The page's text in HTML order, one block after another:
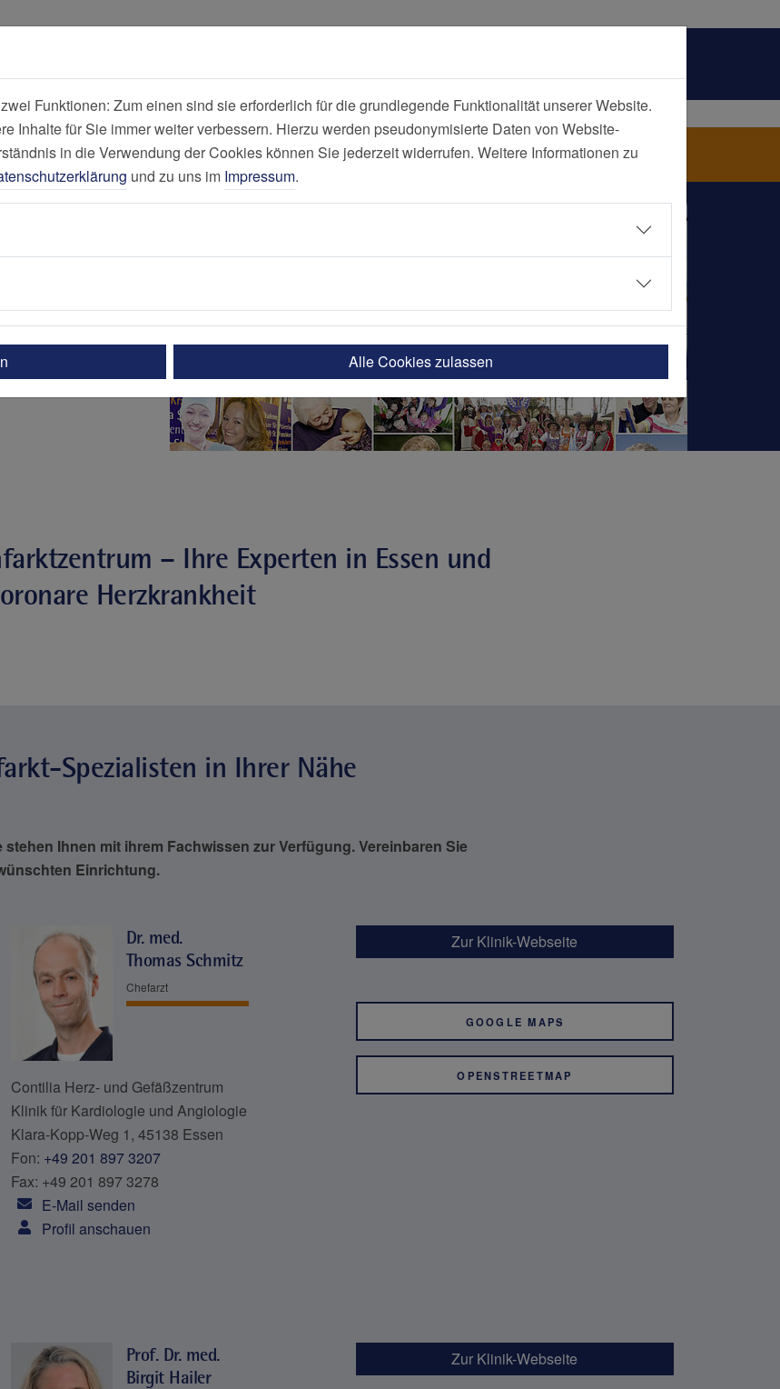
Herzinfarktzentrum
– Ihre Experten in Essen und
Herzkrankheit
Spezialisten in Ihrer Nähe
Ihnen mit ihrem Fachwissen zur Verfügung. Vereinbaren Sie
Einrichtung.
Dr. med.
Thomas Schmitz
Chefarzt
Contilia Herz- und Gefäßzentrum
Klinik für Kardiologie und Angiologie
Klara-Kopp-Weg 1, 45138 Essen
Fon: +49 201 897 3207
Fax: +49 201 897 3278
E-Mail senden
Profil anschauen
Zur Klinik-Webseite
GOOGLE MAPS
OPENSTREETMAP
Prof. Dr. med.
Birgit Hailer
Zur Klinik-Webseite
Funktionen: Zum einen sind sie erforderlich für die grundlegende Funktionalität unserer Website.
Inhalte für Sie immer weiter verbessern. Hierzu werden pseudonymisierte Daten von Website-
in die Verwendung der Cookies können Sie jederzeit widerrufen. Weitere Informationen zu
und zu uns im Impressum.
Alle Cookies zulassen